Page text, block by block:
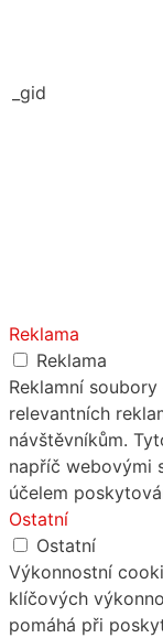
_gid
Reklama
Reklama
Reklamní
relevantních
návštěvníkům.
napříč webovými
účelem
Ostatní
Ostatní
Výkonnostní
klíčových
pomáhá při